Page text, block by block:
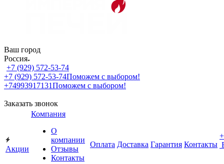
Ваш город
Россия
+7 (929) 572-53-74
+7 (929) 572-53-74Поможем с выбором!
+74993917131Поможем с выбором!
Заказать звонок
Акции
Компания
О
компании
Отзывы
Контакты
Оплата Доставка Гарантия Контакты
+